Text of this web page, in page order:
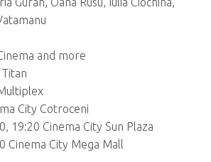
and more
City Cotroceni
19:20 Cinema City Sun Plaza
Cinema City Mega Mall